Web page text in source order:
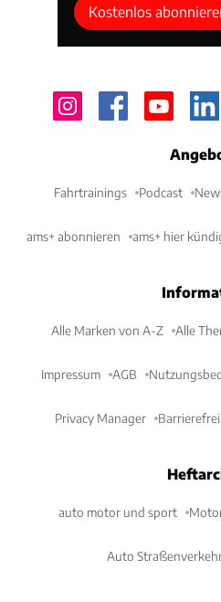
Kostenlos
Fahrtrainings Podcast
ams+ abonnieren ams+ hier
Alle Marken von A-Z Alle
Impressum AGB
Privacy Manager
auto motor und sport
Auto